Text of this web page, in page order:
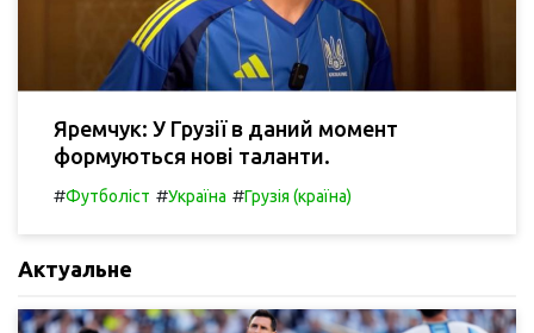
Яремчук: У Грузії в даний момент
формуються нові таланти.
#Футболіст #Україна #Грузія (країна)
Актуальне